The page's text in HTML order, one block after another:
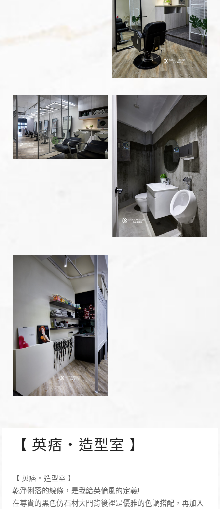
【 英痞・造型室 】
【 英痞・造型室 】
乾淨俐落的線條，是我給英倫風的定義!
在尊貴的黑色仿石材大門背後裡是優雅的色調搭配，再加入